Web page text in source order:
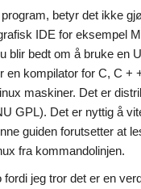
betyr det ikke
IDE for eksempel
blir bedt om å bruke en
kompilator for C, C +
maskiner. Det er
GPL). Det er nyttig å
guiden forutsetter at
fra kommandolinjen.
jeg tror det er en